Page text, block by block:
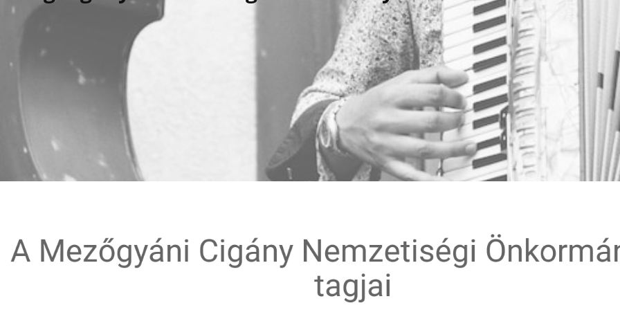
Cigány Nemzetiségi
tagjai